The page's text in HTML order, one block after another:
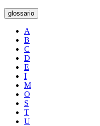
glossario
A
B
C
D
E
I
M
O
S
T
U